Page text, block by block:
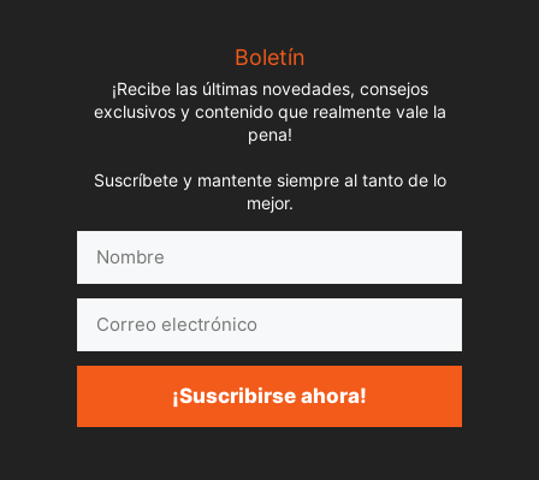
Boletín
¡Recibe las últimas novedades, consejos
exclusivos y contenido que realmente vale la
pena!
Suscríbete y mantente siempre al tanto de lo
mejor.
electrónico
¡Suscribirse ahora!